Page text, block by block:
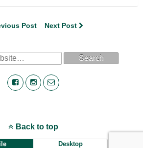
Post Next Post
Search
Back to top
Desktop